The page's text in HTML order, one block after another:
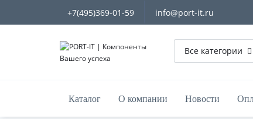
+7(495)369-01-59 info@port-it.ru
Все категории
Каталог О компании Новости